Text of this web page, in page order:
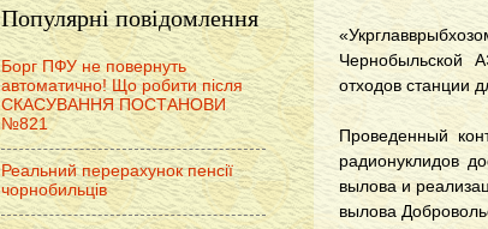
Чернобыльской
отходов станции
Проведенный
радионуклидов
вылова и
вылова
Популярні повідомлення
Борг ПФУ не повернуть
автоматично! Що робити після
СКАСУВАННЯ ПОСТАНОВИ
№821
Реальний перерахунок пенсії
чорнобильців